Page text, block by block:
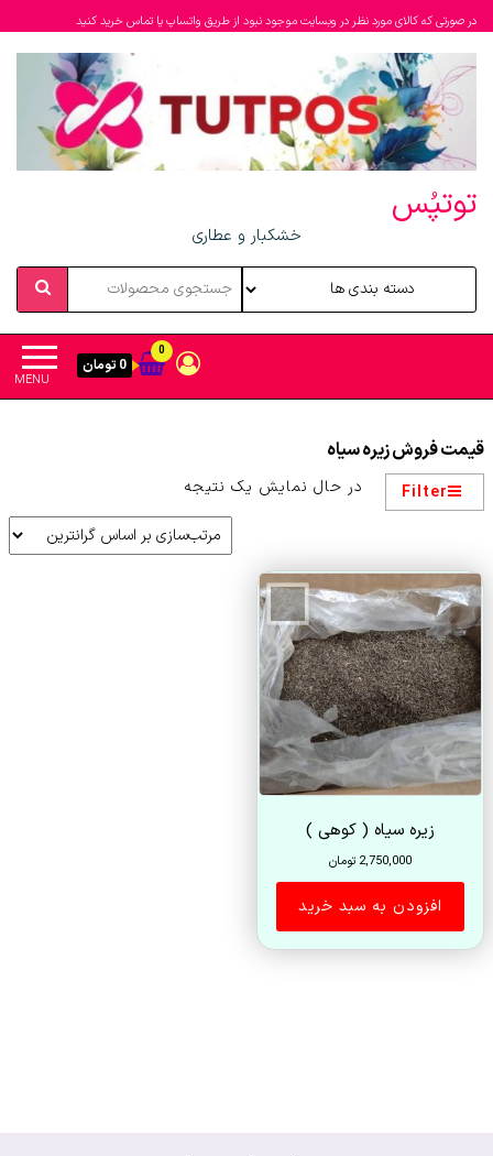
در صورتی که کالای مورد نظر در وبسایت موجود نبود از طریق واتساپ یا تماس خرید کنید
توتپُس
خشکبار و عطاری
MENU
0
0 تومان
قیمت فروش زیره سیاه
Filter در حال نمایش یک نتیجه
زیره سیاه ( کوهی )
2,750,000 تومان
افزودن به سبد خرید